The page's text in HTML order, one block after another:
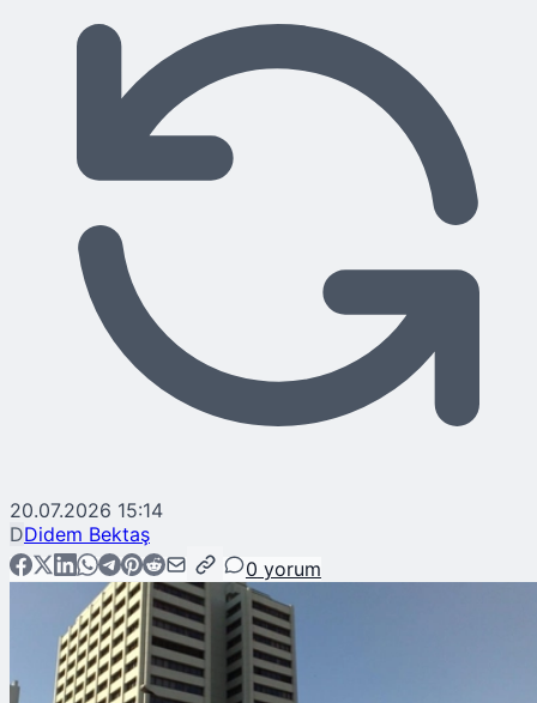
20.07.2026 15:14
DDidem Bektaş
0 yorum